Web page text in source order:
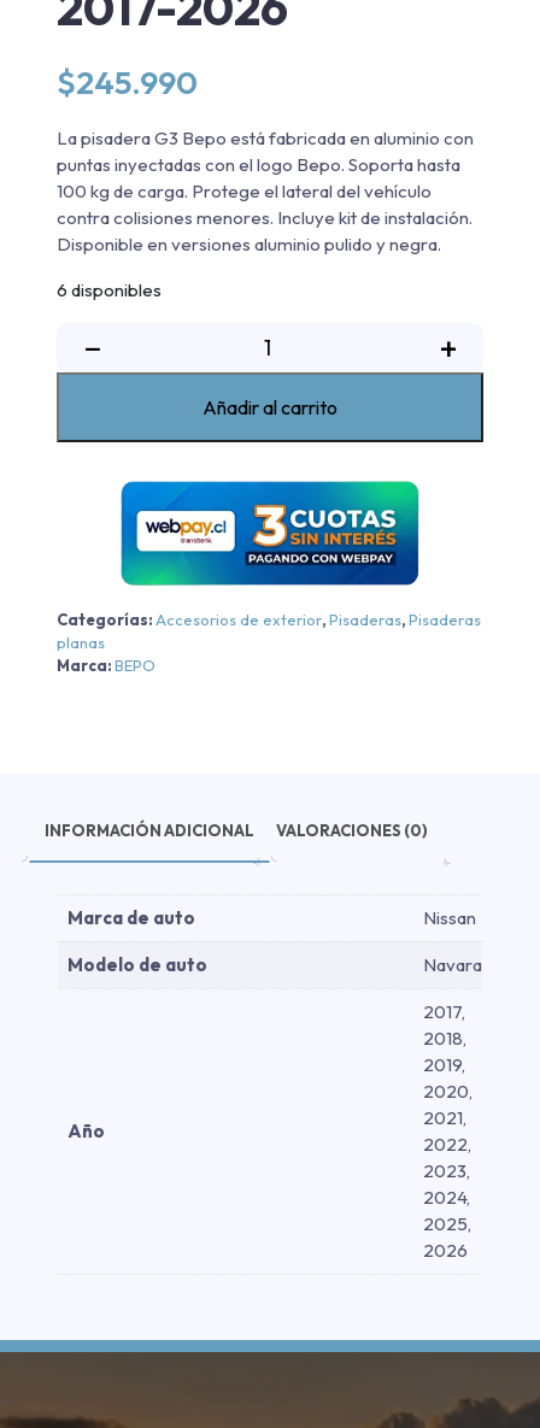
$245.990
La pisadera G3 Bepo está fabricada en aluminio con
puntas inyectadas con el logo Bepo. Soporta hasta
100 kg de carga. Protege el lateral del vehículo
contra colisiones menores. Incluye kit de instalación.
Disponible en versiones aluminio pulido y negra.
6 disponibles
−
De
Nissan
NP-
300
/
NAVARA
SE/XE/Platinium
Negra/cromo
2017-
cantidad
+
Añadir al carrito
Categorías: Accesorios de exterior,Pisaderas,Pisaderas
planas
Marca:BEPO
INFORMACIÓN ADICIONAL VALORACIONES (0)
Marca de auto Nissan
Modelo de auto Navara
Año
2017,
2018,
2019,
2020,
2021,
2022,
2023,
2024,
2025,
2026